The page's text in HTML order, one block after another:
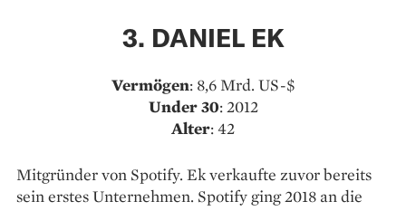
3. DANIEL EK
Vermögen: 8,6 Mrd. US-$
Under 30: 2012
Alter: 42
Mitgründer von Spotify. Ek verkaufte zuvor bereits
sein erstes Unternehmen. Spotify ging 2018 an die